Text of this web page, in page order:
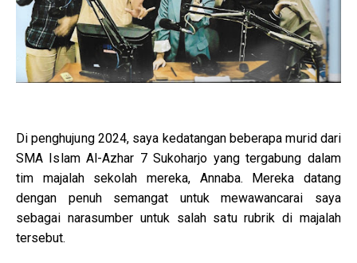
Di penghujung 2024, saya kedatangan beberapa murid dari
SMA Islam Al-Azhar 7 Sukoharjo yang tergabung dalam
tim majalah sekolah mereka, Annaba. Mereka datang
dengan penuh semangat untuk mewawancarai saya
sebagai narasumber untuk salah satu rubrik di majalah
tersebut.